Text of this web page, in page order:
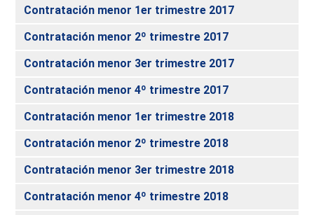
Contratación menor 1er trimestre 2017
Contratación menor 2º trimestre 2017
Contratación menor 3er trimestre 2017
Contratación menor 4º trimestre 2017
Contratación menor 1er trimestre 2018
Contratación menor 2º trimestre 2018
Contratación menor 3er trimestre 2018
Contratación menor 4º trimestre 2018